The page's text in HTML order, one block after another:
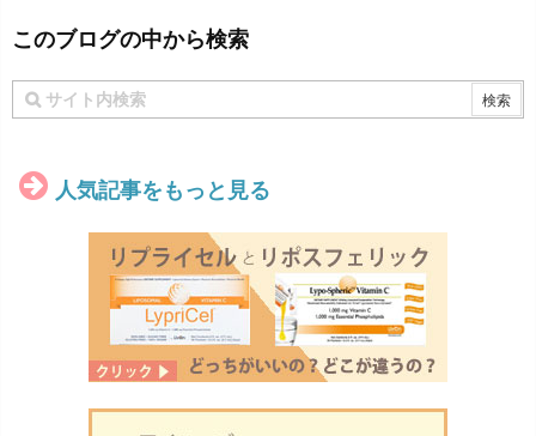
このブログの中から検索
人気記事をもっと見る